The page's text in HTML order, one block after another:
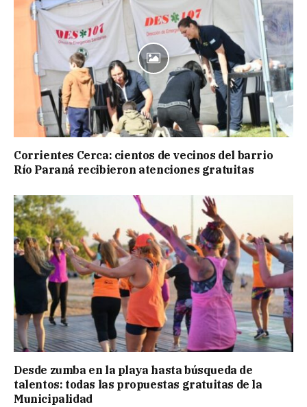
Corrientes Cerca: cientos de vecinos del barrio
Río Paraná recibieron atenciones gratuitas
Desde zumba en la playa hasta búsqueda de
talentos: todas las propuestas gratuitas de la
Municipalidad